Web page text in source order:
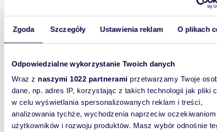
Zgoda Szczegóły Ustawienia reklam O plikach
Odpowiedzialne wykorzystanie Twoich danych
Wraz z naszymi 1022 partnerami przetwarzamy Twoje
dane, np. adres IP, korzystając z takich technologii jak pliki
w celu wyświetlania spersonalizowanych reklam i treści,
analizowania tychże, wychodzenia naprzeciw oczekiwaniom
użytkowników i rozwoju produktów. Masz wybór odnośnie
1400
89
lokal
O3